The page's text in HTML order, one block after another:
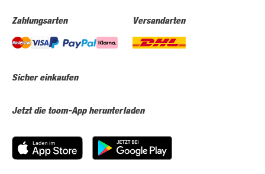
Zahlungsarten Versandarten
Sicher einkaufen
Jetzt die toom-App herunterladen